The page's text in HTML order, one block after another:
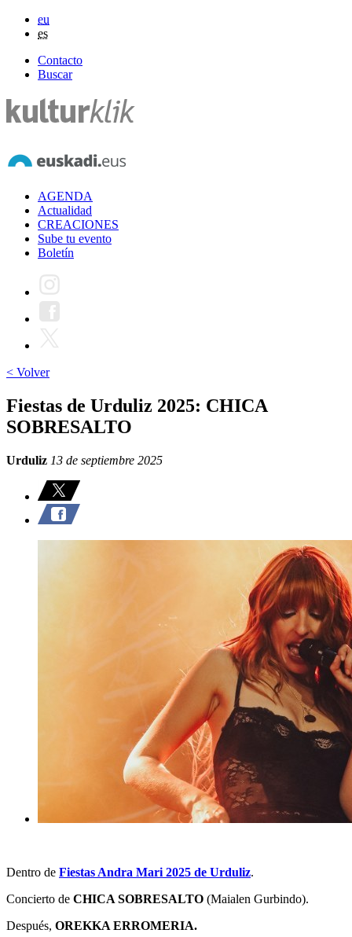
eu
es
Contacto
Buscar
AGENDA
Actualidad
CREACIONES
Sube tu evento
Boletín
< Volver
Fiestas de Urduliz 2025: CHICA
SOBRESALTO
Urduliz 13 de septiembre 2025
Dentro de Fiestas Andra Mari 2025 de Urduliz.
Concierto de CHICA SOBRESALTO (Maialen Gurbindo).
Después, OREKKA ERROMERIA.